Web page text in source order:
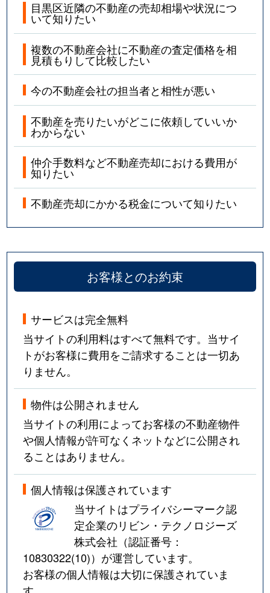
目黒区近隣の不動産の売却相場や状況につ
いて知りたい
複数の不動産会社に不動産の査定価格を相
見積もりして比較したい
今の不動産会社の担当者と相性が悪い
不動産を売りたいがどこに依頼していいか
わからない
仲介手数料など不動産売却における費用が
知りたい
不動産売却にかかる税金について知りたい
お客様とのお約束
サービスは完全無料
当サイトの利用料はすべて無料です。当サイ
トがお客様に費用をご請求することは一切あ
りません。
物件は公開されません
当サイトの利用によってお客様の不動産物件
や個人情報が許可なくネットなどに公開され
ることはありません。
個人情報は保護されています
当サイトはプライバシーマーク認
定企業のリビン・テクノロジーズ
株式会社（認証番号：
10830322(10)）が運営しています。
お客様の個人情報は大切に保護されていま